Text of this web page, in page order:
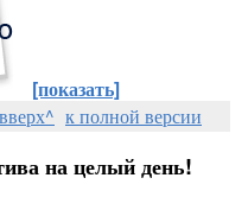
[показать]
вверх^ к полной версии
на целый день!